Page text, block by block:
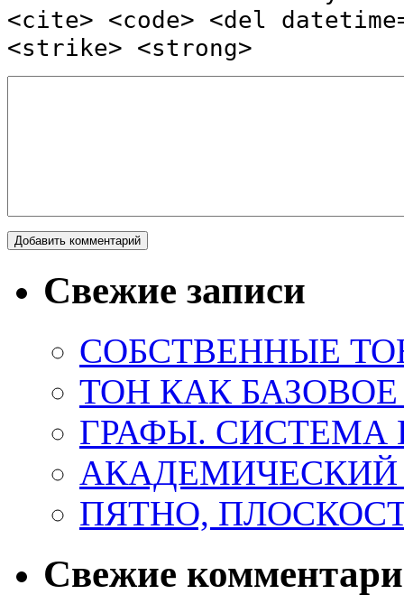
<cite> <code> <del
<strike> <strong>
Свежие записи
СОБСТВЕННЫЕ
ТОН КАК
ГРАФЫ. СИСТЕМА
ПЯТНО,
Свежие